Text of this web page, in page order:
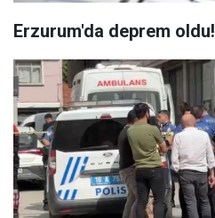
Erzurum'da deprem oldu!